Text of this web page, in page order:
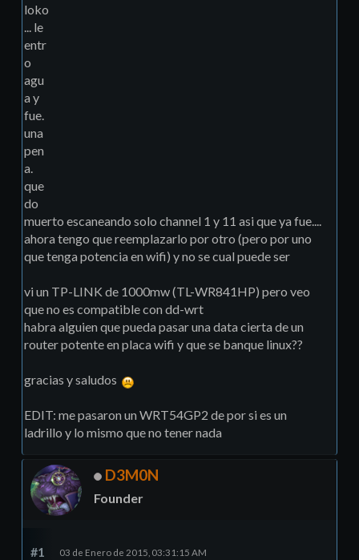
loko
... le
entr
o
agu
a y
fue.
una
pen
a.
que
do
muerto escaneando solo channel 1 y 11 asi que ya fue....
ahora tengo que reemplazarlo por otro (pero por uno
que tenga potencia en wifi) y no se cual puede ser
vi un TP-LINK de 1000mw (TL-WR841HP) pero veo
que no es compatible con dd-wrt
habra alguien que pueda pasar una data cierta de un
router potente en placa wifi y que se banque linux??
gracias y saludos
EDIT: me pasaron un WRT54GP2 de por si es un
ladrillo y lo mismo que no tener nada
D3M0N
Founder
#1 03 de Enero de 2015, 03:31:15 AM